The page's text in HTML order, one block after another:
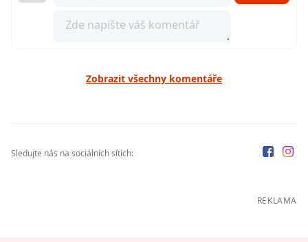
Zobrazit všechny komentáře
Sledujte nás na sociálních sítích:
REKLAMA